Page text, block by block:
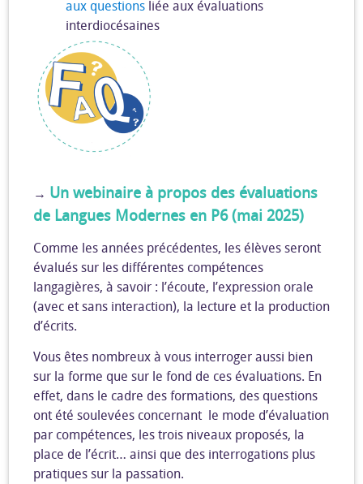
aux questions liée aux évaluations
interdiocésaines
→ Un webinaire à propos des évaluations
de Langues Modernes en P6 (mai 2025)
Comme les années précédentes, les élèves seront
évalués sur les différentes compétences
langagières, à savoir : l’écoute, l’expression orale
(avec et sans interaction), la lecture et la production
d’écrits.
Vous êtes nombreux à vous interroger aussi bien
sur la forme que sur le fond de ces évaluations. En
effet, dans le cadre des formations, des questions
ont été soulevées concernant le mode d’évaluation
par compétences, les trois niveaux proposés, la
place de l’écrit… ainsi que des interrogations plus
pratiques sur la passation.